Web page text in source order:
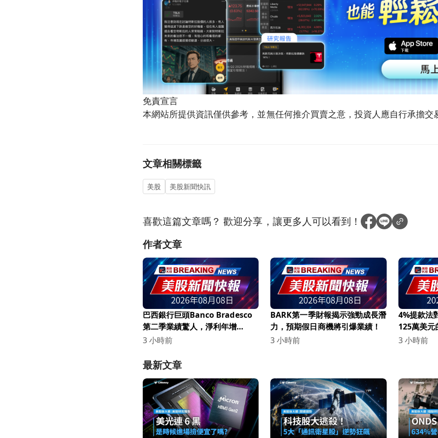
免責宣言
本網站所提供資訊僅供參考，並無任何推介買賣之意，投資人應自行承擔交
文章相關標籤
美股 美股新聞快訊
喜歡這篇文章嗎？歡迎分享，讓更多人可以看到！
作者文章
巴西銀行巨頭Banco Bradesco
第二季業績驚人，淨利年增
16.2%！
3 小時前
BARK第一季財報揭示強勁成長潛
力，預期假日商機將引爆業績！
3 小時前
4%提款法
125萬美元
3 小時前
最新文章